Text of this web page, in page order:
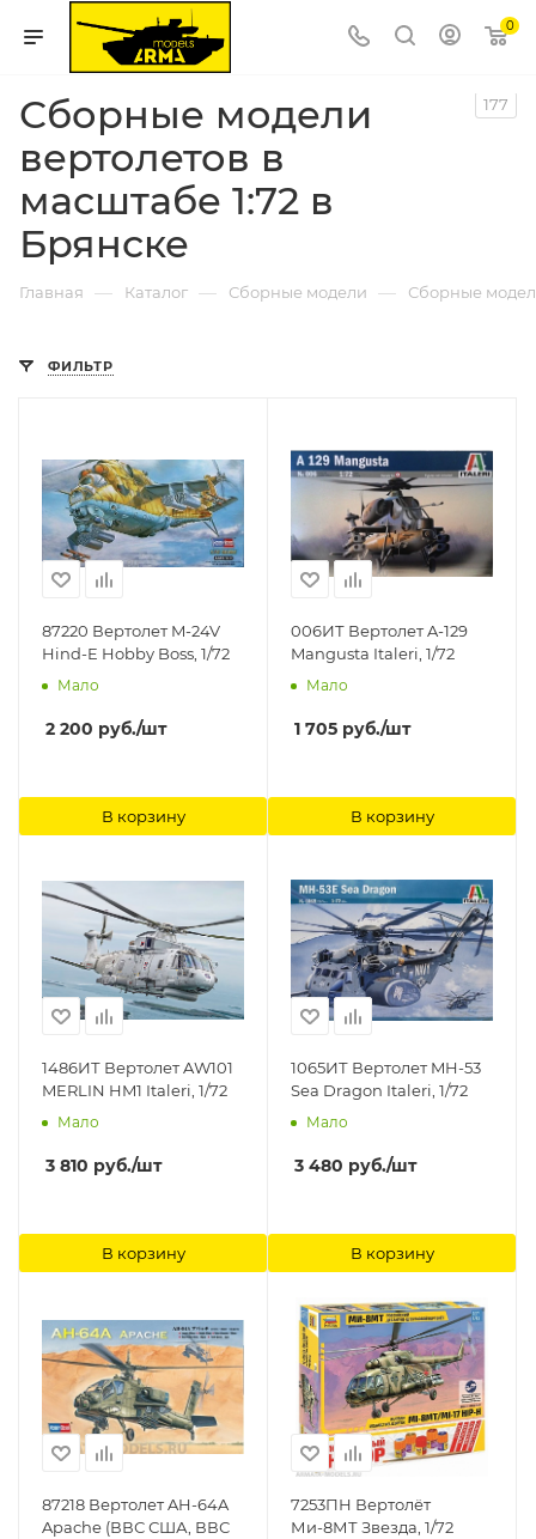
0
Сборные модели
вертолетов в
масштабе 1:72 в
Брянске
177
Главная — Каталог — Сборные модели — Сборные
ФИЛЬТР
87220 Вертолет M-24V
Hind-E Hobby Boss, 1/72
Мало
2 200 руб./шт
В корзину
006ИТ Вертолет A-129
Mangusta Italeri, 1/72
Мало
1 705 руб./шт
В корзину
1486ИТ Вертолет AW101
MERLIN HM1 Italeri, 1/72
Мало
3 810 руб./шт
В корзину
1065ИТ Вертолет MH-53
Sea Dragon Italeri, 1/72
Мало
3 480 руб./шт
В корзину
87218 Вертолет AH-64A
Apache (ВВС США, ВВС
7253ПН Вертолёт
Ми-8МТ Звезда, 1/72